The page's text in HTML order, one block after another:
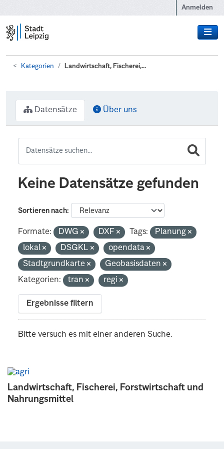
Anmelden
Kategorien Landwirtschaft, Fischerei,...
Landwirtschaft, Fischerei, Forstwirtschaft und
Nahrungsmittel
Datensätze Über uns
Keine Datensätze gefunden
Sortieren nach
Formate: DWG DXF Tags:
Planung
lokal
DSGKL
opendata
Stadtgrundkarte
Geobasisdaten
Kategorien:
tran regi
Ergebnisse filtern
Bitte versuch es mit einer anderen Suche.